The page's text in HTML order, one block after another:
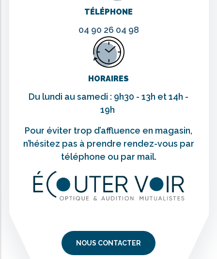
TÉLÉPHONE
04 90 26 04 98
HORAIRES
Du lundi au samedi : 9h30 - 13h et 14h -
19h
Pour éviter trop d’affluence en magasin,
n’hésitez pas à prendre rendez-vous par
téléphone ou par mail.
NOUS CONTACTER